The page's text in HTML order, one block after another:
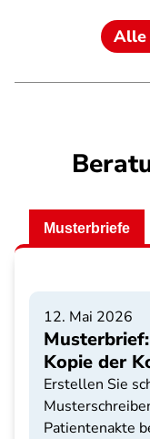
Alle
Musterbriefe
12. Mai 2026
Kopie der
Erstellen Sie
Patientenakte